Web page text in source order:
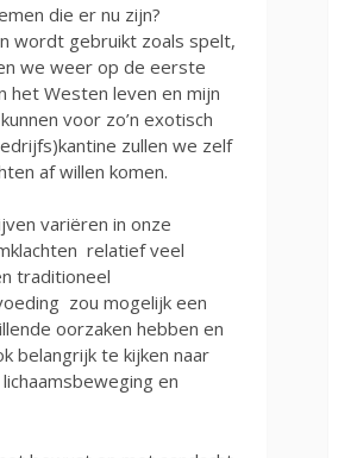
die er nu zijn?
wordt gebruikt zoals spelt,
we weer op de eerste
het Westen leven en mijn
voor zo’n exotisch
zullen we zelf
af willen komen.
variëren in onze
relatief veel
traditioneel
zou mogelijk een
oorzaken hebben en
belangrijk te kijken naar
en